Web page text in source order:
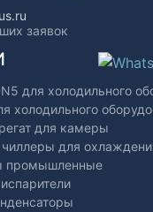
заявок
для холодильного
холодильного
для камеры
для
промышленные